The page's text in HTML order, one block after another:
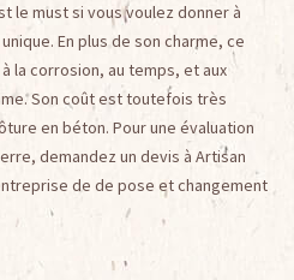
le must si vous voulez donner à
En plus de son charme, ce
la corrosion, au temps, et aux
Son coût est toutefois très
en béton. Pour une évaluation
demandez un devis à Artisan
de de pose et changement